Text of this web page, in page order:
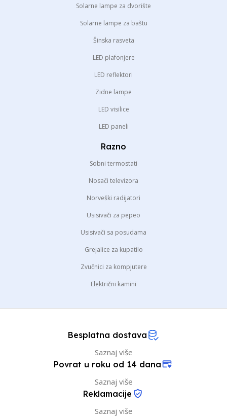
Solarne lampe za dvorište
Solarne lampe za baštu
Šinska rasveta
LED plafonjere
LED reflektori
Zidne lampe
LED visilice
LED paneli
Razno
Sobni termostati
Nosači televizora
Norveški radijatori
Usisivači za pepeo
Usisivači sa posudama
Grejalice za kupatilo
Zvučnici za kompjutere
Električni kamini
Besplatna dostava
Saznaj više
Povrat u roku od 14 dana
Saznaj više
Reklamacije
Saznaj više